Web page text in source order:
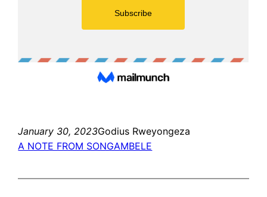
January 30, 2023Godius Rweyongeza
A NOTE FROM SONGAMBELE